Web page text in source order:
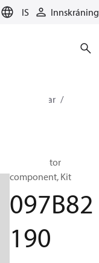
IS Innskráning
Kælivélar
BOCK, Motor
component, Kit
097B82
190